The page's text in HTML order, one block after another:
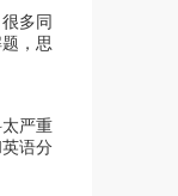
多同
，思
严重
语分